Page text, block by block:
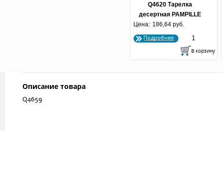
Q4620 Тарелка
десертная PAMPILLE
BLACK 19 см
Цена: 186,64 руб.
Подробнее
Описание товара
Q4659